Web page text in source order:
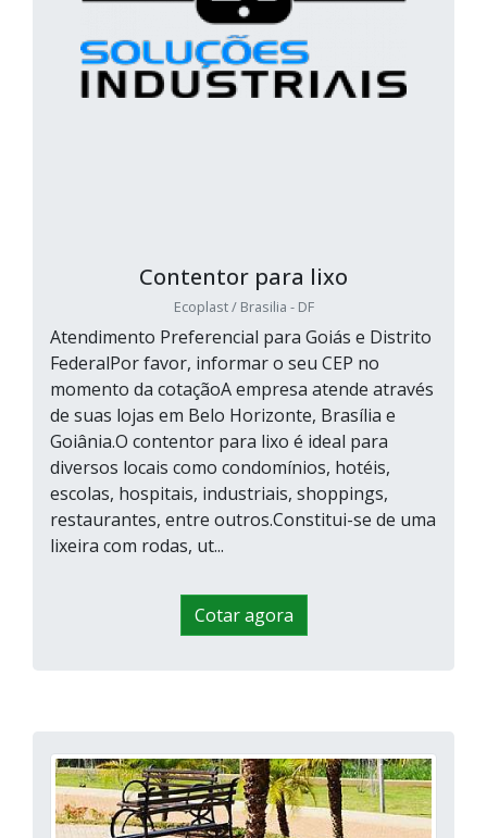
Contentor para lixo
Ecoplast / Brasilia - DF
Atendimento Preferencial para Goiás e Distrito
FederalPor favor, informar o seu CEP no
momento da cotaçãoA empresa atende através
de suas lojas em Belo Horizonte, Brasília e
Goiânia.O contentor para lixo é ideal para
diversos locais como condomínios, hotéis,
escolas, hospitais, industriais, shoppings,
restaurantes, entre outros.Constitui-se de uma
lixeira com rodas, ut...
Cotar agora